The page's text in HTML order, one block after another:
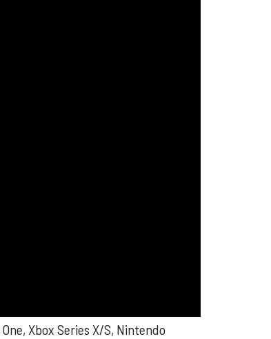
Xbox Series X/S, Nintendo